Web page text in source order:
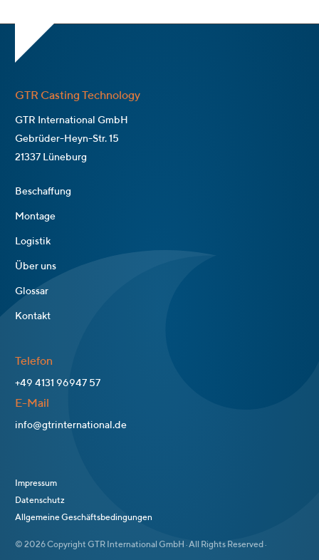
GTR Casting Technology
GTR International GmbH
Gebrüder-Heyn-Str. 15
21337 Lüneburg
Beschaffung
Montage
Logistik
Über uns
Glossar
Kontakt
Telefon
+49 4131 96947 57
E-Mail
info@gtrinternational.de
Impressum
Datenschutz
Allgemeine Geschäftsbedingungen
© 2026 Copyright GTR International GmbH · All Rights Reserved ·